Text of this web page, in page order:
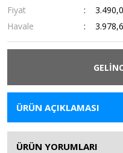
Fiyat
Havale
ÜRÜN AÇIKLAMASI
ÜRÜN YORUMLARI